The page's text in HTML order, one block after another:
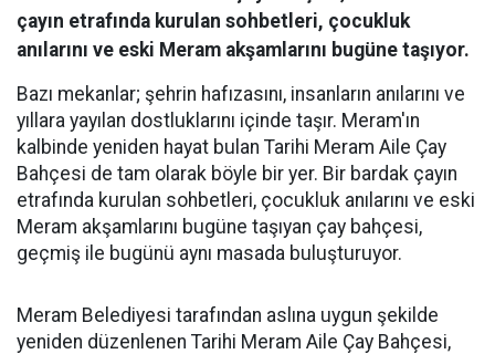
çayın etrafında kurulan sohbetleri, çocukluk
anılarını ve eski Meram akşamlarını bugüne taşıyor.
Bazı mekanlar; şehrin hafızasını, insanların anılarını ve
yıllara yayılan dostluklarını içinde taşır. Meram'ın
kalbinde yeniden hayat bulan Tarihi Meram Aile Çay
Bahçesi de tam olarak böyle bir yer. Bir bardak çayın
etrafında kurulan sohbetleri, çocukluk anılarını ve eski
Meram akşamlarını bugüne taşıyan çay bahçesi,
geçmiş ile bugünü aynı masada buluşturuyor.
Meram Belediyesi tarafından aslına uygun şekilde
yeniden düzenlenen Tarihi Meram Aile Çay Bahçesi,